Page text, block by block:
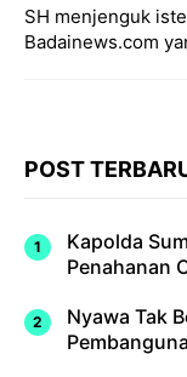
SH menjenguk
Badainews.com
POST
Kapolda
Penahanan
Nyawa Tak